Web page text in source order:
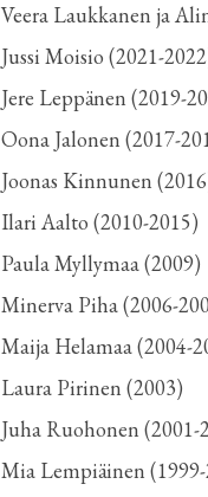
Veera Laukkanen ja
Jussi Moisio (2021-
Jere Leppänen (2019-
Oona Jalonen (2017-
Joonas Kinnunen
Ilari Aalto (2010-2015)
Paula Myllymaa (2009)
Minerva Piha (2006-
Maija Helamaa (2004-
Laura Pirinen (2003)
Juha Ruohonen (2001-
Mia Lempiäinen